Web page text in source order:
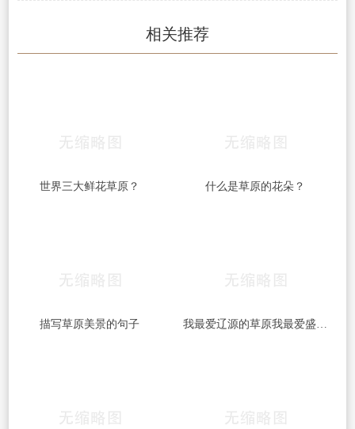
相关推荐
世界三大鲜花草原？ 什么是草原的花朵？
描写草原美景的句子 我最爱辽源的草原我最爱盛开的鲜花的歌名？